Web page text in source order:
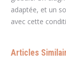
adaptée, et un
avec cette
Articles